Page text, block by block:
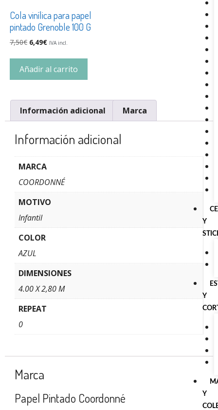
Y
Y
Y
Cola vinílica para papel
pintado Grenoble 100 G
7,50€ 6,49€ IVA incl.
Añadir al carrito
Información adicional Marca
Información adicional
MARCA
COORDONNÉ
MOTIVO
Infantil
COLOR
AZUL
DIMENSIONES
4.00 X 2,80 M
REPEAT
0
Marca
Papel Pintado Coordonné